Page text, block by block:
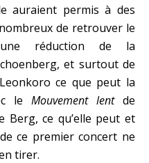
auraient permis à des
de retrouver le
réduction de la
et surtout de
ce que peut la
le Mouvement lentde
Berg, ce qu’elle peut et
ce premier concert ne
tirer.